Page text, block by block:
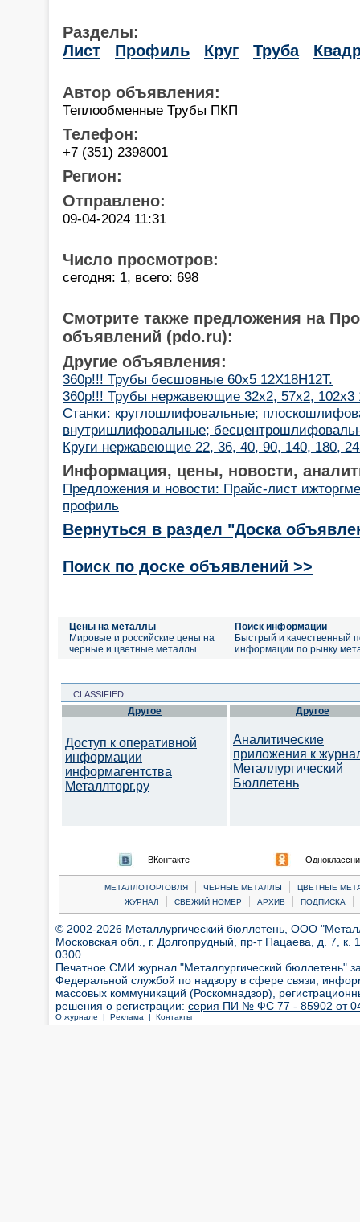
Разделы:
Лист
Профиль Круг Труба
Автор объявления:
Теплообменные Трубы ПКП
Телефон:
+7 (351) 2398001
Регион:
Отправлено:
09-04-2024 11:31
Число просмотров:
сегодня: 1, всего: 698
Смотрите также предложения на
объявлений (pdo.ru):
Другие объявления:
360р!!! Трубы бесшовные 60х5 12Х18Н12Т.
360р!!! Трубы нержавеющие 32х2, 57х2, 102х3
Станки: круглошлифовальные;
внутришлифовальные;
Круги нержавеющие 22, 36, 40, 90, 140, 180,
Информация, цены, новости,
Предложения и новости: Прайс-лист
профиль
Вернуться в раздел "Доска
Поиск по доске объявлений >>
Цены на металлы
Мировые и российские цены на
черные и цветные металлы
Поиск информации
Быстрый и качественный
информации по рынку
CLASSIFIED
Другое
Доступ к оперативной
информации
информагентства
Металлторг.ру
Другое
Аналитические
приложения к
Металлургический
Бюллетень
ВКонтакте
МЕТАЛЛОТОРГОВЛЯ | ЧЕРНЫЕ МЕТАЛЛЫ |
ЦВЕТНЫЕ
ЖУРНАЛ
| СВЕЖИЙ НОМЕР | АРХИВ | ПОДПИСКА |
© 2002-2026 Металлургический бюллетень, ООО
Московская обл., г. Долгопрудный, пр-т Пацаева, д. 7,
0300
Печатное СМИ журнал "Металлургический бюллетень"
Федеральной службой по надзору в сфере связи,
массовых коммуникаций (Роскомнадзор),
решения о регистрации: серия ПИ № ФС 77 - 85902 от 04
О журнале | Реклама | Контакты